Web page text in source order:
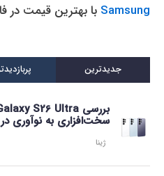
Samsung با بهترین قیمت در
جدیدترین
سخت‌افزاری به نوآوری
ژینا